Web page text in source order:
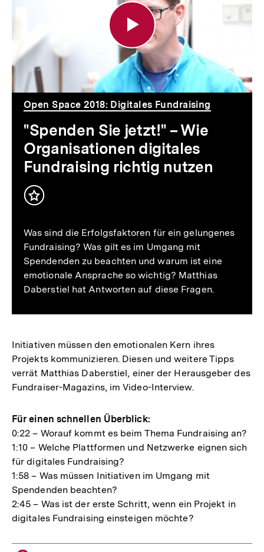
jetzt!"
–
Wie
Organisationen
digitales
Fundraising
richtig
nutzen
Open Space 2018: Digitales Fundraising
"Spenden Sie jetzt!" – Wie
Organisationen digitales
Fundraising richtig nutzen
Inhalt
Was sind die Erfolgsfaktoren für ein gelungenes
Fundraising? Was gilt es im Umgang mit
Spendenden zu beachten und warum ist eine
emotionale Ansprache so wichtig? Matthias
Daberstiel hat Antworten auf diese Fragen.
Initiativen müssen den emotionalen Kern ihres
Projekts kommunizieren. Diesen und weitere Tipps
verrät Matthias Daberstiel, einer der Herausgeber des
Fundraiser-Magazins, im Video-Interview.
Für einen schnellen Überblick:
0:22 – Worauf kommt es beim Thema Fundraising an?
1:10 – Welche Plattformen und Netzwerke eignen sich
für digitales Fundraising?
1:58 – Was müssen Initiativen im Umgang mit
Spendenden beachten?
2:45 – Was ist der erste Schritt, wenn ein Projekt in
digitales Fundraising einsteigen möchte?